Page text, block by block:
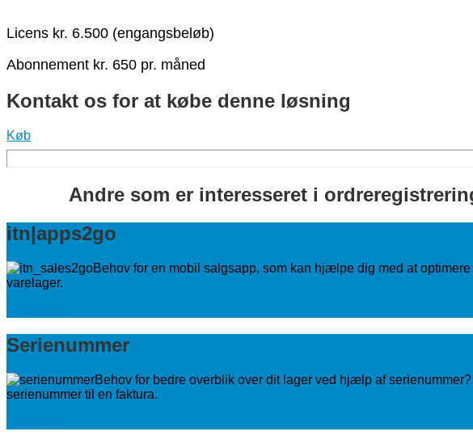
Licens kr. 6.500 (engangsbeløb)
Abonnement kr. 650 pr. måned
Kontakt os for at købe denne løsning
Køb
Andre som er interesseret i
itn|apps2go
Behov for en mobil salgsapp, som kan hjælpe dig med at
varelager.
Serienummer
Behov for bedre overblik over dit lager ved hjælp af
serienummer til en faktura.